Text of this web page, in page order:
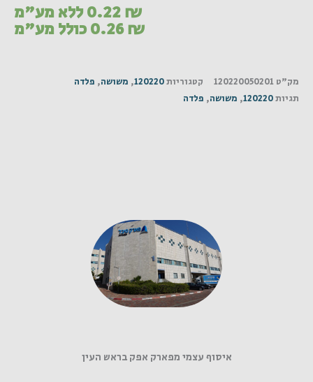
0.22₪ ללא מע"מ
0.26₪ כולל מע"מ
מק"ט 120220050201 קטגוריות120220
, משושה, פלדה
תגיות120220
, משושה, פלדה
איסוף עצמי מפארק אפק בראש העין